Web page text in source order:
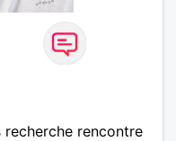
rencontre